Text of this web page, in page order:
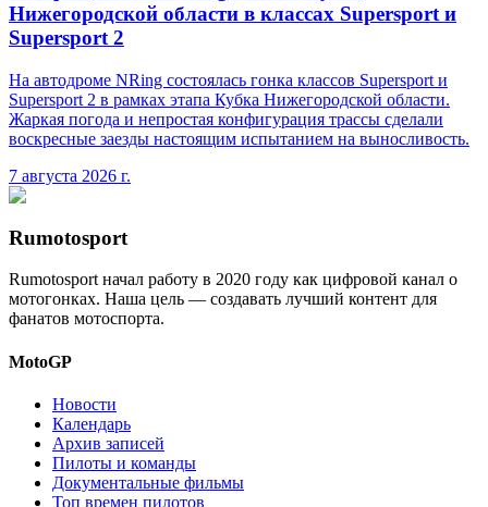
Нижегородской области в классах Supersport и
Supersport 2
На автодроме NRing состоялась гонка классов Supersport и
Supersport 2 в рамках этапа Кубка Нижегородской области.
Жаркая погода и непростая конфигурация трассы сделали
воскресные заезды настоящим испытанием на выносливость.
7 августа 2026 г.
Rumotosport
Rumotosport начал работу в 2020 году как цифровой канал о
мотогонках. Наша цель — создавать лучший контент для
фанатов мотоспорта.
MotoGP
Новости
Календарь
Архив записей
Пилоты и команды
Документальные фильмы
Топ времен пилотов